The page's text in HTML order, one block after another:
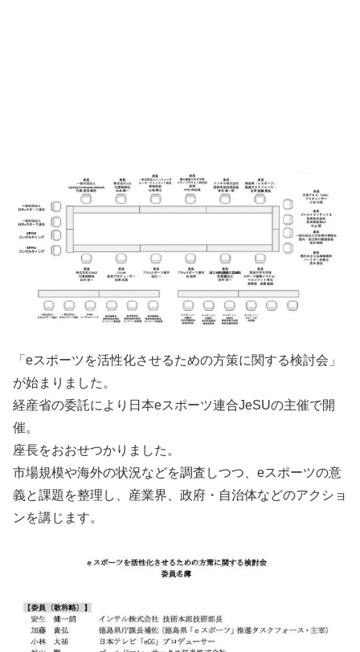
「eスポーツを活性化させるための方策に関する検討会」
が始まりました。
経産省の委託により日本eスポーツ連合JeSUの主催で開
催。
座長をおおせつかりました。
市場規模や海外の状況などを調査しつつ、eスポーツの意
義と課題を整理し、産業界、政府・自治体などのアクショ
ンを講じます。